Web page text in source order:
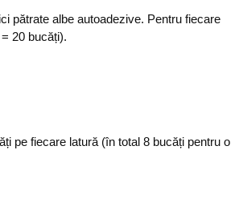
pătrate albe autoadezive. Pentru fiecare
20 bucăți).
pe fiecare latură (în total 8 bucăți pentru o